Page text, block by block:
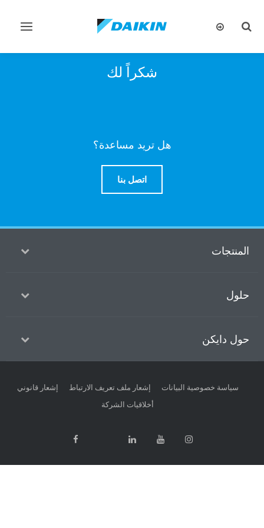
تبديل
تبديل
شكراً لك
هل تريد مساعدة؟
اتصل بنا
المنتجات
حلول
حول دايكن
إشعار قانوني إشعار ملف تعريف الارتباط
سياسة خصوصية البيانات
أخلاقيات الشركة